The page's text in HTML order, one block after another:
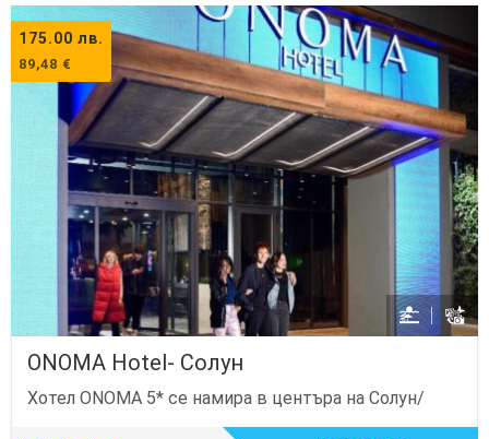
175.00 лв.
89,48 €
ONOMA Hotel- Солун
Хотел ONOMA 5* се намира в центъра на Солун/